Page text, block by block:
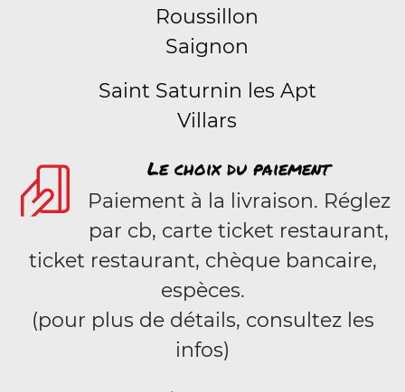
Roussillon
Saignon
Saint Saturnin les Apt
Villars
Le choix du paiement
Paiement à la livraison. Réglez
par cb, carte ticket restaurant,
ticket restaurant, chèque bancaire,
espèces.
(pour plus de détails, consultez les
infos)